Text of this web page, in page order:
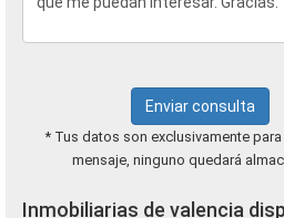
Enviar consulta
* Tus datos son exclusivamente
mensaje, ninguno quedará
Inmobiliarias de valencia